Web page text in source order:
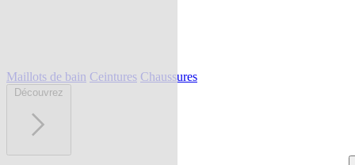
Maillots de bain Ceintures Chaussures
Découvrez